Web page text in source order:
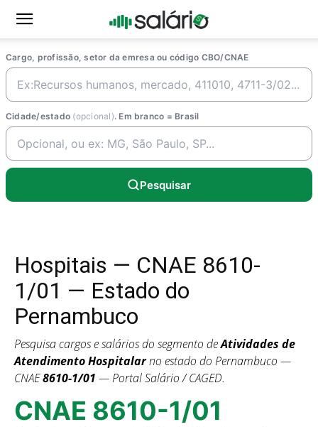
Cargo, profissão, setor da emresa ou código CBO/CNAE
Cidade/estado (opcional). Em branco = Brasil
Pesquisar
Hospitais — CNAE 8610-
1/01 — Estado do
Pernambuco
Pesquisa cargos e salários do segmento deAtividades de
Atendimento Hospitalarno estado do Pernambuco —
CNAE8610-1/01 — Portal Salário / CAGED.
CNAE 8610-1/01